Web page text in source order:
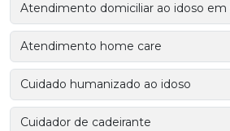
Atendimento domiciliar ao idoso em
Atendimento home care
Cuidado humanizado ao idoso
Cuidador de cadeirante